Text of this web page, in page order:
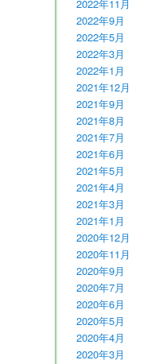
2022年11月
2022年9月
2022年5月
2022年3月
2022年1月
2021年12月
2021年9月
2021年8月
2021年7月
2021年6月
2021年5月
2021年4月
2021年3月
2021年1月
2020年12月
2020年11月
2020年9月
2020年7月
2020年6月
2020年5月
2020年4月
2020年3月